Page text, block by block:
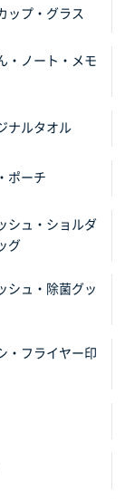
)
トをいただ
り業者さんを
年注文分も、
寧に対応して
ップ・グラス
・ノート・メモ
ナルタオル
ポーチ
シュ・ショルダ
グ
シュ・除菌グッ
・フライヤー印